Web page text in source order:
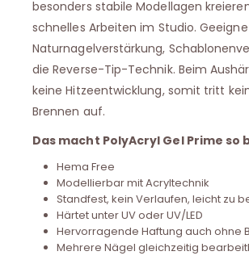
besonders stabile Modellagen
schnelles Arbeiten im Studio.
Naturnagelverstärkung,
die Reverse-Tip-Technik. Beim
keine Hitzeentwicklung, somit tritt
Brennen auf.
Das macht PolyAcryl Gel Prime so
Hema Free
Modellierbar mit Acryltechnik
Standfest, kein Verlaufen, leicht zu
Härtet unter UV oder UV/LED
Hervorragende Haftung auch ohne
Mehrere Nägel gleichzeitig